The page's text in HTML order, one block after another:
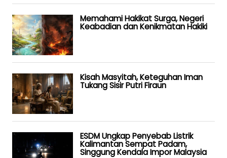
Memahami Hakikat Surga, Negeri
Keabadian dan Kenikmatan Hakiki
Kisah Masyitah, Keteguhan Iman
Tukang Sisir Putri Firaun
ESDM Ungkap Penyebab Listrik
Kalimantan Sempat Padam,
Singgung Kendala Impor Malaysia